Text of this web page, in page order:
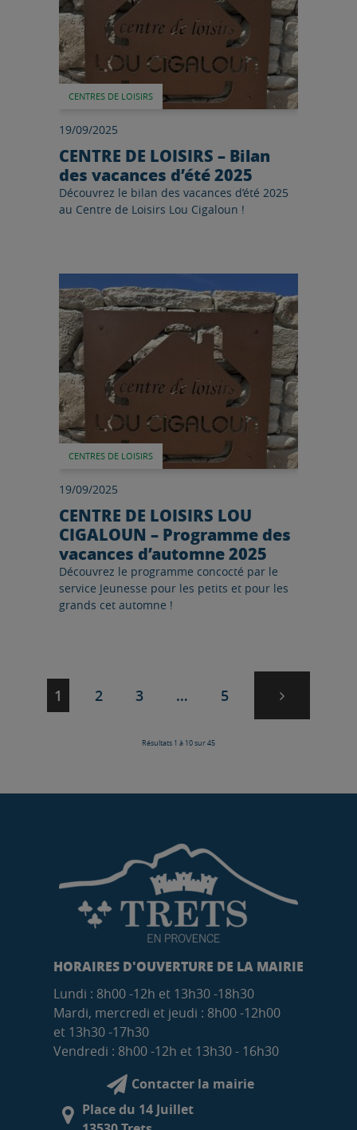
CENTRES DE LOISIRS
19/09/2025
CENTRE DE LOISIRS – Bilan
des vacances d’été 2025
Découvrez le bilan des vacances d’été 2025
au Centre de Loisirs Lou Cigaloun !
CENTRES DE LOISIRS
19/09/2025
CENTRE DE LOISIRS LOU
CIGALOUN – Programme des
vacances d’automne 2025
Découvrez le programme concocté par le
service Jeunesse pour les petits et pour les
grands cet automne !
Navigation
Page
1 Page
2 Page
3 … Page
5 Page
Résultats 1 à 10 sur 45
HORAIRES D'OUVERTURE DE LA MAIRIE
Lundi : 8h00 -12h et 13h30 -18h30
Mardi, mercredi et jeudi : 8h00 -12h00
et 13h30 -17h30
Vendredi : 8h00 -12h et 13h30 - 16h30
Contacter la mairie
Place du 14 Juillet